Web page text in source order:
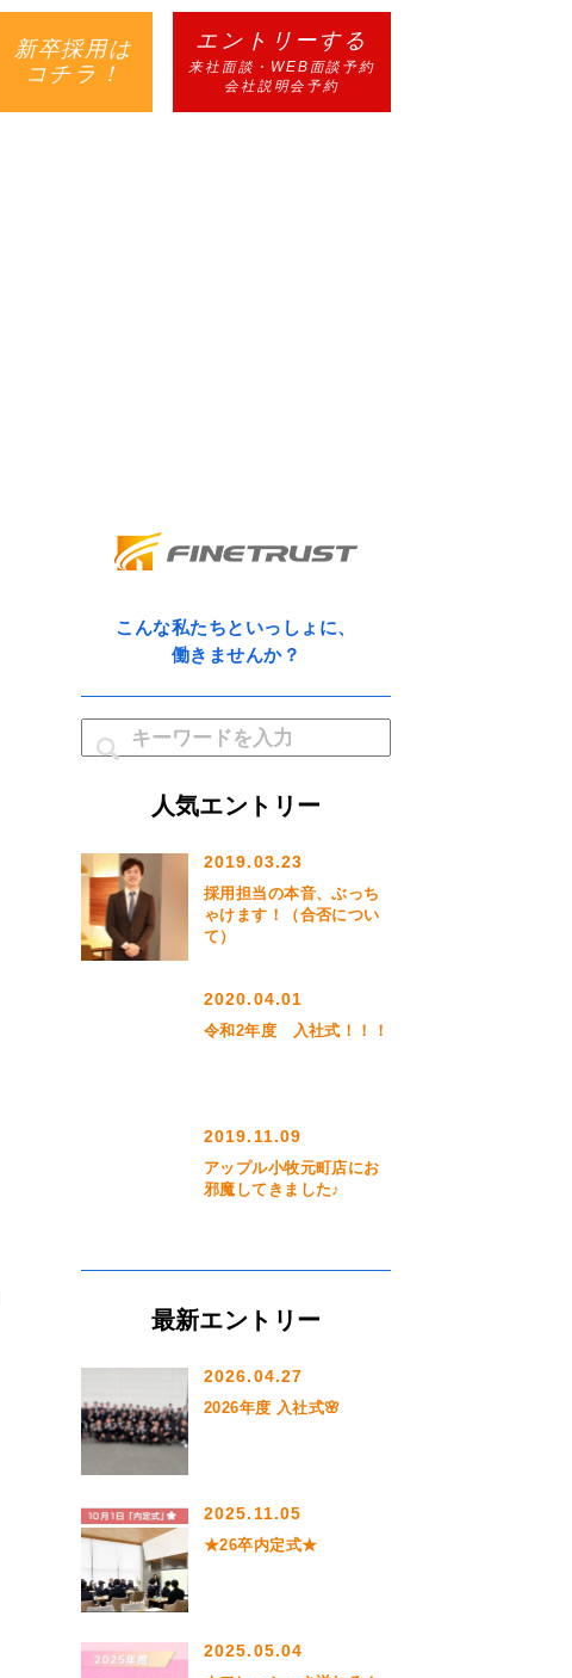
新卒採用は
コチラ！
エントリーする
来社面談・WEB面談予約
会社説明会予約
こんな私たちといっしょに、
働きませんか？
人気エントリー
2019.03.23
採用担当の本音、ぶっち
ゃけます！（合否につい
て）
2020.04.01
令和2年度 入社式！！！
2019.11.09
アップル小牧元町店にお
邪魔してきました♪
最新エントリー
2026.04.27
2026年度 入社式🌸
2025.11.05
★26卒内定式★
2025.05.04